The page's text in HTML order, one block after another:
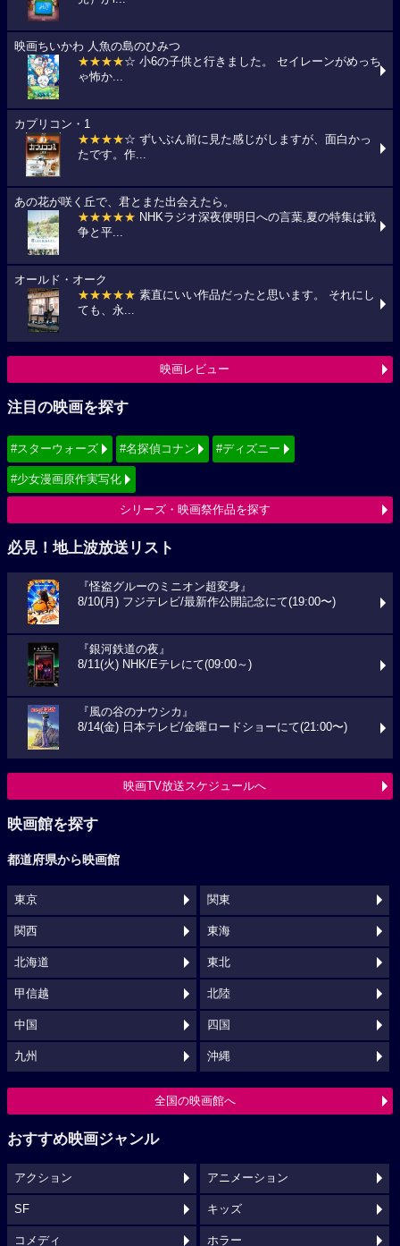
映画ちいかわ 人魚の島のひみつ
★★★★☆ 小6の子供と行きました。 セイレーンがめっち
ゃ怖か...
カプリコン・1
★★★★☆ ずいぶん前に見た感じがしますが、面白かっ
たです。作...
あの花が咲く丘で、君とまた出会えたら。
★★★★★ NHKラジオ深夜便明日への言葉,夏の特集は戦
争と平...
オールド・オーク
★★★★★ 素直にいい作品だったと思います。 それにし
ても、永...
映画レビュー
注目の映画を探す
#スターウォーズ #名探偵コナン #ディズニー
#少女漫画原作実写化
シリーズ・映画祭作品を探す
必見！地上波放送リスト
『怪盗グルーのミニオン超変身』
8/10(月) フジテレビ/最新作公開記念にて(19:00〜)
『銀河鉄道の夜』
8/11(火) NHK/Eテレにて(09:00～)
『風の谷のナウシカ』
8/14(金) 日本テレビ/金曜ロードショーにて(21:00〜)
映画TV放送スケジュールへ
映画館を探す
都道府県から映画館
東京 関東
関西 東海
北海道 東北
甲信越 北陸
中国 四国
九州 沖縄
全国の映画館へ
おすすめ映画ジャンル
アクション アニメーション
SF キッズ
コメディ ホラー